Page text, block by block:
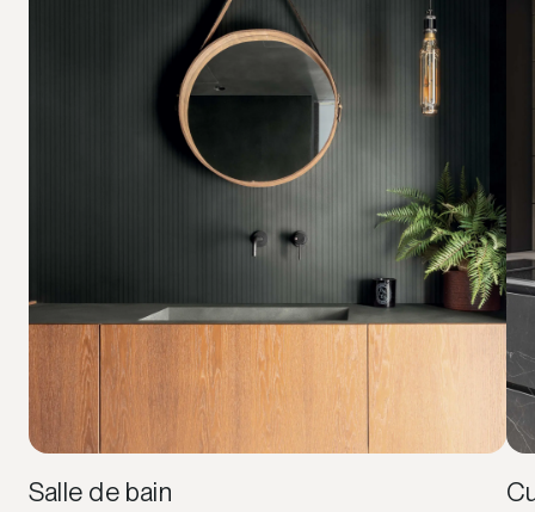
Salle de bain